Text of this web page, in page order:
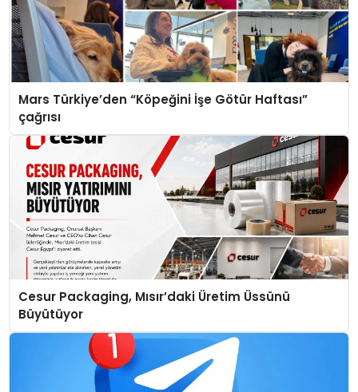
Mars Türkiye’den “Köpeğini İşe Götür Haftası”
çağrısı
Cesur Packaging, Mısır’daki Üretim Üssünü
Büyütüyor